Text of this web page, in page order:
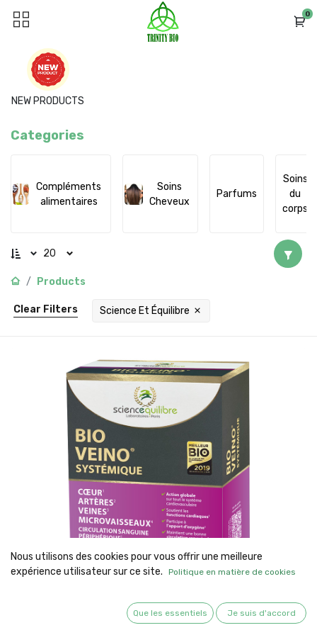
0
NEW PRODUCTS
Categories
Compléments
alimentaires
Soins
Cheveux
Parfums
Soins
du
corps
20
Products
Clear Filters Science Et Équilibre
Nous utilisons des cookies pour vous offrir une meilleure
expérience utilisateur sur ce site.
Politique en matière de cookies
Que les essentiels Je suis d'accord